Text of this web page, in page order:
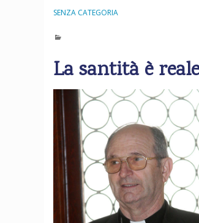
SENZA CATEGORIA
La santità è